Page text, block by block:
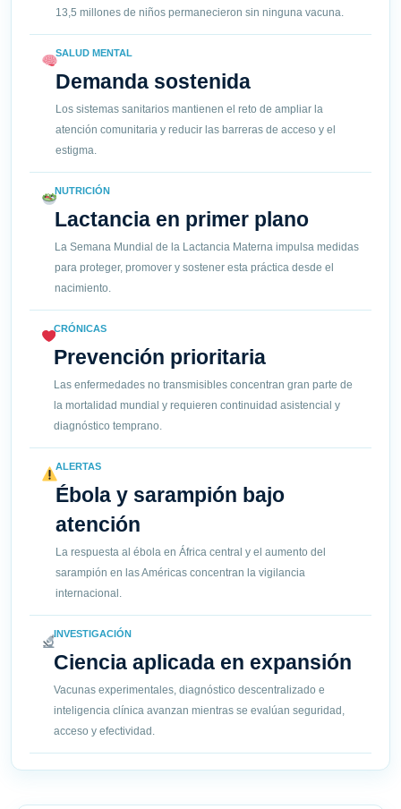
13,5 millones de niños permanecieron sin ninguna vacuna.
SALUD MENTAL
Demanda sostenida
Los sistemas sanitarios mantienen el reto de ampliar la
atención comunitaria y reducir las barreras de acceso y el
estigma.
NUTRICIÓN
Lactancia en primer plano
La Semana Mundial de la Lactancia Materna impulsa medidas
para proteger, promover y sostener esta práctica desde el
nacimiento.
CRÓNICAS
Prevención prioritaria
Las enfermedades no transmisibles concentran gran parte de
la mortalidad mundial y requieren continuidad asistencial y
diagnóstico temprano.
ALERTAS
Ébola y sarampión bajo
atención
La respuesta al ébola en África central y el aumento del
sarampión en las Américas concentran la vigilancia
internacional.
INVESTIGACIÓN
Ciencia aplicada en expansión
Vacunas experimentales, diagnóstico descentralizado e
inteligencia clínica avanzan mientras se evalúan seguridad,
acceso y efectividad.